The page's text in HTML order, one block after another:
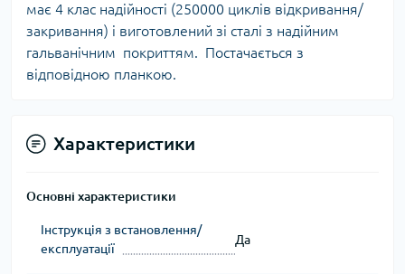
має 4 клас надійності (250000 циклів відкривання/
закривання) і виготовлений зі сталі з надійним
гальванічним покриттям. Постачається з
відповідною планкою.
Характеристики
Основні характеристики
Інструкція з встановлення/
експлуатації
Да